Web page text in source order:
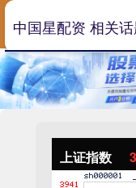
上证指数
中国星配资 相关